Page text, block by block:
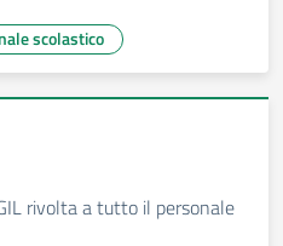
scolastico
rivolta a tutto il personale